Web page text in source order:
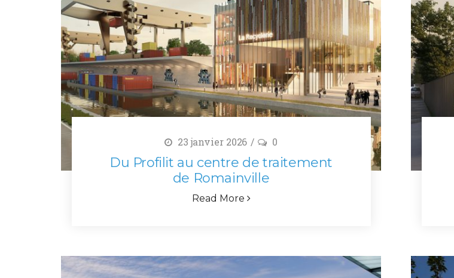
23 janvier 2026 0
Du Profilit au centre de traitement
de Romainville
Read More